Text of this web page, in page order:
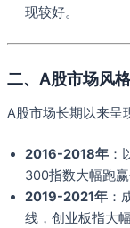
现较好。
二、A股市场风
A股市场长期以来呈
2016-2018年 ：
300指数大幅跑赢
2019-2021年 ：
线，创业板指大